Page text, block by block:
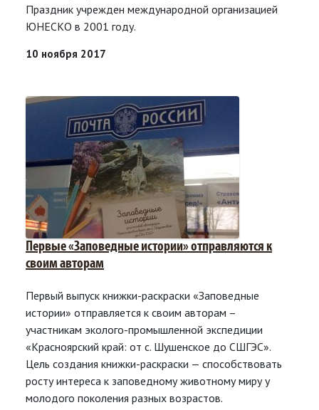
Праздник учрежден международной организацией
ЮНЕСКО в 2001 году.
10 ноября 2017
Первые «Заповедные истории» отправляются к
своим авторам
Первый выпуск книжки-раскраски «Заповедные
истории» отправляется к своим авторам –
участникам эколого-промышленной экспедиции
«Красноярский край: от с. Шушенское до СШГЭС».
Цель создания книжки-раскраски — способствовать
росту интереса к заповедному животному миру у
молодого поколения разных возрастов.